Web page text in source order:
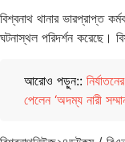
​বিশ্বনাথ থানার ভারপ্রাপ্ত
ঘটনাস্থল পরিদর্শন করেছে।
আরোও পড়ুন::
পেলেন ‘অদম্য নারী